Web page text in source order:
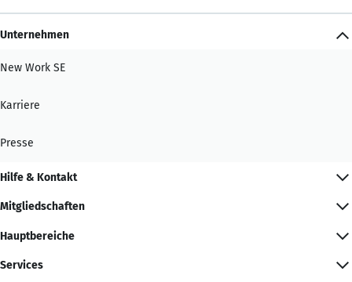
Unternehmen
New Work SE
Karriere
Presse
Hilfe & Kontakt
Mitgliedschaften
Hauptbereiche
Services